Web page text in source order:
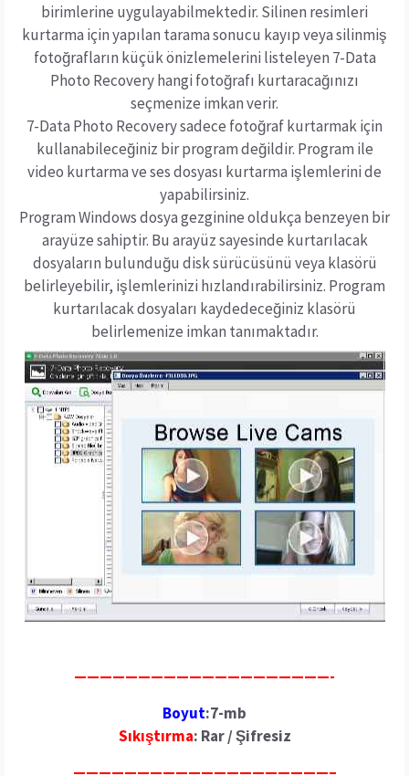
birimlerine uygulayabilmektedir. Silinen resimleri
kurtarma için yapılan tarama sonucu kayıp veya silinmiş
fotoğrafların küçük önizlemelerini listeleyen 7-Data
Photo Recovery hangi fotoğrafı kurtaracağınızı
seçmenize imkan verir.
7-Data Photo Recovery sadece fotoğraf kurtarmak için
kullanabileceğiniz bir program değildir. Program ile
video kurtarma ve ses dosyası kurtarma işlemlerini de
yapabilirsiniz.
Program Windows dosya gezginine oldukça benzeyen bir
arayüze sahiptir. Bu arayüz sayesinde kurtarılacak
dosyaların bulunduğu disk sürücüsünü veya klasörü
belirleyebilir, işlemlerinizi hızlandırabilirsiniz. Program
kurtarılacak dosyaları kaydedeceğiniz klasörü
belirlemenize imkan tanımaktadır.
————————————————————-
Boyut:7-mb
Sıkıştırma: Rar / Şifresiz